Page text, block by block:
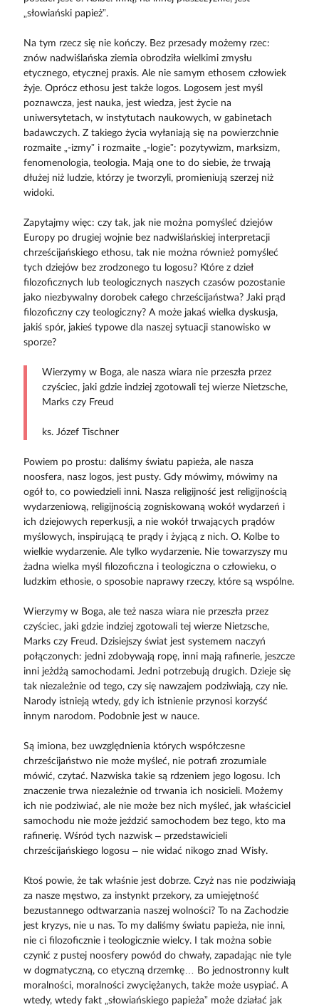
„słowiański papież”.
Na tym rzecz się nie kończy. Bez przesady możemy rzec:
znów nadwiślańska ziemia obrodziła wielkimi zmysłu
etycznego, etycznej praxis. Ale nie samym ethosem człowiek
żyje. Oprócz ethosu jest także logos. Logosem jest myśl
poznawcza, jest nauka, jest wiedza, jest życie na
uniwersytetach, w instytutach naukowych, w gabinetach
badawczych. Z takiego życia wyłaniają się na powierzchnie
rozmaite „-izmy” i rozmaite „-logie”: pozytywizm, marksizm,
fenomenologia, teologia. Mają one to do siebie, że trwają
dłużej niż ludzie, którzy je tworzyli, promieniują szerzej niż
widoki.
Zapytajmy więc: czy tak, jak nie można pomyśleć dziejów
Europy po drugiej wojnie bez nadwiślańskiej interpretacji
chrześcijańskiego ethosu, tak nie można również pomyśleć
tych dziejów bez zrodzonego tu logosu? Które z dzieł
filozoficznych lub teologicznych naszych czasów pozostanie
jako niezbywalny dorobek całego chrześcijaństwa? Jaki prąd
filozoficzny czy teologiczny? A może jakaś wielka dyskusja,
jakiś spór, jakieś typowe dla naszej sytuacji stanowisko w
sporze?
Wierzymy w Boga, ale nasza wiara nie przeszła przez
czyściec, jaki gdzie indziej zgotowali tej wierze Nietzsche,
Marks czy Freud
ks. Józef Tischner
Powiem po prostu: daliśmy światu papieża, ale nasza
noosfera, nasz logos, jest pusty. Gdy mówimy, mówimy na
ogół to, co powiedzieli inni. Nasza religijność jest religijnością
wydarzeniową, religijnością zogniskowaną wokół wydarzeń i
ich dziejowych reperkusji, a nie wokół trwających prądów
myślowych, inspirującą te prądy i żyjącą z nich. O. Kolbe to
wielkie wydarzenie. Ale tylko wydarzenie. Nie towarzyszy mu
żadna wielka myśl filozoficzna i teologiczna o człowieku, o
ludzkim ethosie, o sposobie naprawy rzeczy, które są wspólne.
Wierzymy w Boga, ale też nasza wiara nie przeszła przez
czyściec, jaki gdzie indziej zgotowali tej wierze Nietzsche,
Marks czy Freud. Dzisiejszy świat jest systemem naczyń
połączonych: jedni zdobywają ropę, inni mają rafinerie, jeszcze
inni jeżdżą samochodami. Jedni potrzebują drugich. Dzieje się
tak niezależnie od tego, czy się nawzajem podziwiają, czy nie.
Narody istnieją wtedy, gdy ich istnienie przynosi korzyść
innym narodom. Podobnie jest w nauce.
Są imiona, bez uwzględnienia których współczesne
chrześcijaństwo nie może myśleć, nie potrafi zrozumiale
mówić, czytać. Nazwiska takie są rdzeniem jego logosu. Ich
znaczenie trwa niezależnie od trwania ich nosicieli. Możemy
ich nie podziwiać, ale nie może bez nich myśleć, jak właściciel
samochodu nie może jeździć samochodem bez tego, kto ma
rafinerię. Wśród tych nazwisk – przedstawicieli
chrześcijańskiego logosu – nie widać nikogo znad Wisły.
Ktoś powie, że tak właśnie jest dobrze. Czyż nas nie podziwiają
za nasze męstwo, za instynkt przekory, za umiejętność
bezustannego odtwarzania naszej wolności? To na Zachodzie
jest kryzys, nie u nas. To my daliśmy światu papieża, nie inni,
nie ci filozoficznie i teologicznie wielcy. I tak można sobie
czynić z pustej noosfery powód do chwały, zapadając nie tyle
w dogmatyczną, co etyczną drzemkę… Bo jednostronny kult
moralności, moralności zwyciężanych, także może usypiać. A
wtedy, wtedy fakt „słowiańskiego papieża” może działać jak